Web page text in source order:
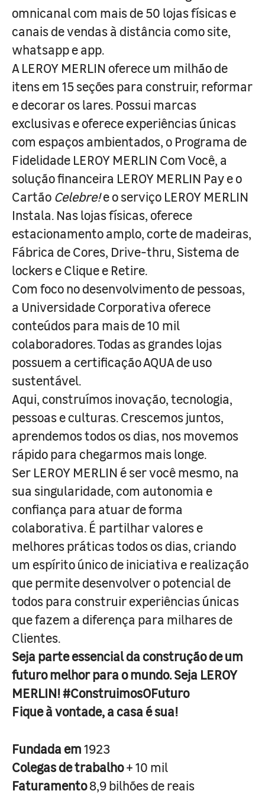
omnicanal com mais de 50 lojas físicas e
canais de vendas à distância como site,
whatsapp e app.
A LEROY MERLIN oferece um milhão de
itens em 15 seções para construir, reformar
e decorar os lares. Possui marcas
exclusivas e oferece experiências únicas
com espaços ambientados, o Programa de
Fidelidade LEROY MERLIN Com Você, a
solução financeira LEROY MERLIN Pay e o
Cartão Celebre!e o serviço LEROY MERLIN
Instala. Nas lojas físicas, oferece
estacionamento amplo, corte de madeiras,
Fábrica de Cores, Drive-thru, Sistema de
lockers e Clique e Retire.
Com foco no desenvolvimento de pessoas,
a Universidade Corporativa oferece
conteúdos para mais de 10 mil
colaboradores. Todas as grandes lojas
possuem a certificação AQUA de uso
sustentável.
Aqui, construímos inovação, tecnologia,
pessoas e culturas. Crescemos juntos,
aprendemos todos os dias, nos movemos
rápido para chegarmos mais longe.
Ser LEROY MERLIN é ser você mesmo, na
sua singularidade, com autonomia e
confiança para atuar de forma
colaborativa. É partilhar valores e
melhores práticas todos os dias, criando
um espírito único de iniciativa e realização
que permite desenvolver o potencial de
todos para construir experiências únicas
que fazem a diferença para milhares de
Clientes.
Seja parte essencial da construção de um
futuro melhor para o mundo. Seja LEROY
MERLIN! #ConstruimosOFuturo
Fique à vontade, a casa é sua!
Fundada em1923
Colegas de trabalho+ 10 mil
Faturamento8,9 bilhões de reais